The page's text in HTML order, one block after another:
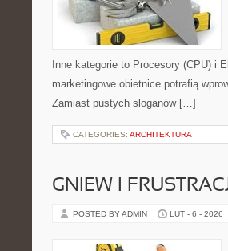
Inne kategorie to Procesory (CPU) i
marketingowe obietnice potrafią
Zamiast pustych sloganów […]
CATEGORIES: ARCHITEKTURA
GNIEW I
POSTED BY ADMIN LUT - 6 - 2026